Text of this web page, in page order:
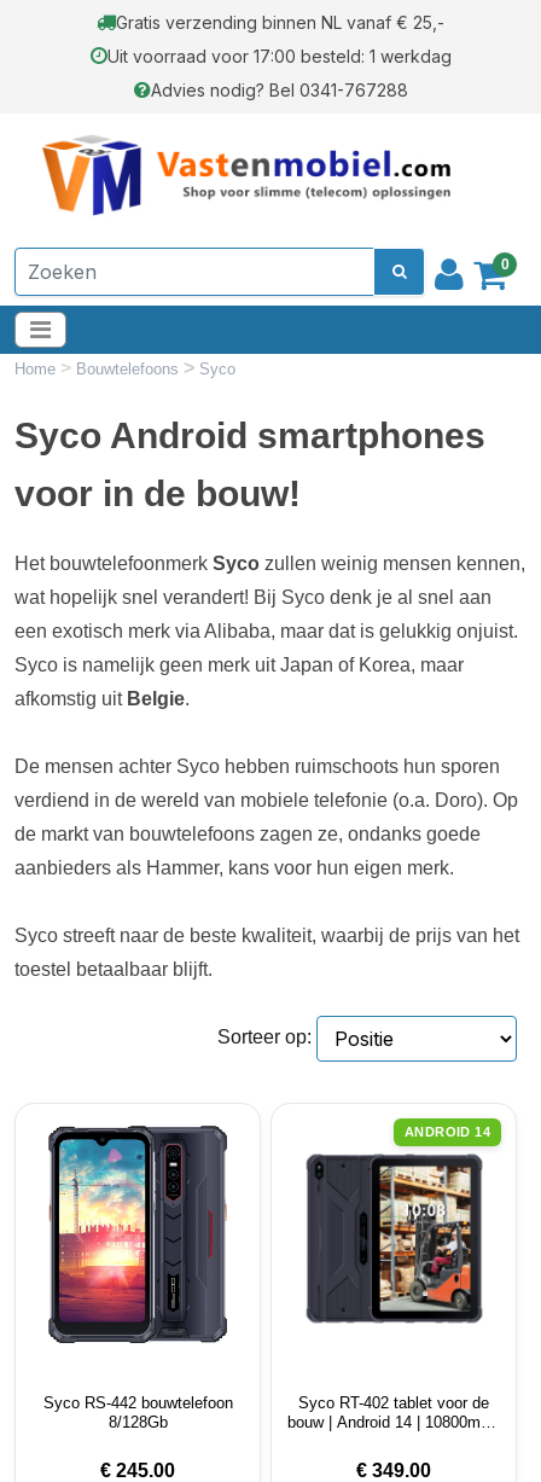
Gratis verzending binnen NL vanaf € 25,-
Uit voorraad voor 17:00 besteld: 1 werkdag
Advies nodig? Bel 0341-767288
0
Home > Bouwtelefoons > Syco
Syco Android smartphones
voor in de bouw!
Het bouwtelefoonmerk Syco zullen weinig mensen kennen,
wat hopelijk snel verandert! Bij Syco denk je al snel aan
een exotisch merk via Alibaba, maar dat is gelukkig onjuist.
Syco is namelijk geen merk uit Japan of Korea, maar
afkomstig uit Belgie.
De mensen achter Syco hebben ruimschoots hun sporen
verdiend in de wereld van mobiele telefonie (o.a. Doro). Op
de markt van bouwtelefoons zagen ze, ondanks goede
aanbieders als Hammer, kans voor hun eigen merk.
Syco streeft naar de beste kwaliteit, waarbij de prijs van het
toestel betaalbaar blijft.
Sorteer op:
Syco RS-442 bouwtelefoon
8/128Gb
€ 245.00
ANDROID 14
Syco RT-402 tablet voor de
bouw | Android 14 | 10800mAh
€ 349.00